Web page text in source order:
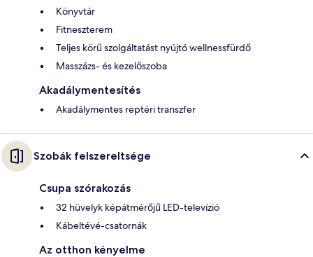
Könyvtár
Fitneszterem
Teljes körű szolgáltatást nyújtó wellnessfürdő
Masszázs- és kezelőszoba
Akadálymentesítés
Akadálymentes reptéri transzfer
Szobák felszereltsége
Csupa szórakozás
32 hüvelyk képátmérőjű LED-televízió
Kábeltévé-csatornák
Az otthon kényelme